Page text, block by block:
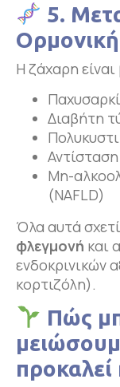
5.
Η ζάχαρη
Διαβήτη
Μη-
(NAFLD)
Όλα αυτά
φλεγμονή και
ενδοκρινικών
κορτιζόλη).
Πώς